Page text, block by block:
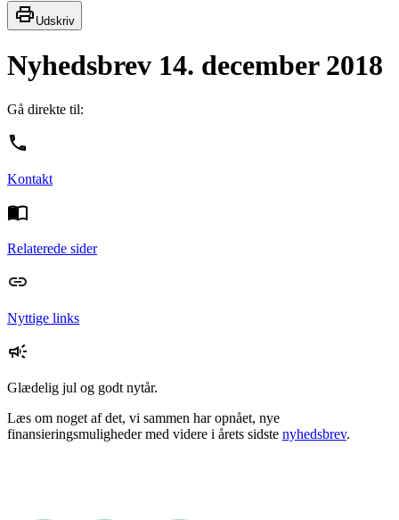
Udskriv
Nyhedsbrev 14. december 2018
Gå direkte til:
Kontakt
Relaterede sider
Nyttige links
Glædelig jul og godt nytår.
Læs om noget af det, vi sammen har opnået, nye
finansieringsmuligheder med videre i årets sidste nyhedsbrev.